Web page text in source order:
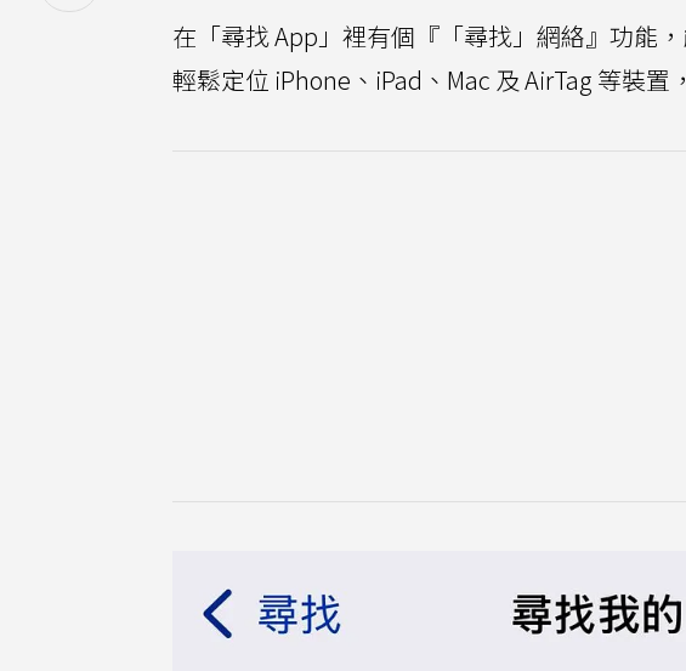
在「尋找 App」裡有個『「尋找」網絡』功能
輕鬆定位 iPhone、iPad、Mac 及 AirTag 等裝